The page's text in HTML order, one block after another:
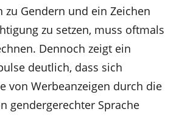
Gendern und ein Zeichen
zu setzen, muss oftmals
Dennoch zeigt ein
deutlich, dass sich
von Werbeanzeigen durch die
gendergerechter Sprache